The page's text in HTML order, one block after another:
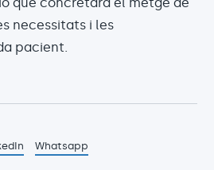
que concretarà el metge de
necessitats i les
pacient.
Whatsapp